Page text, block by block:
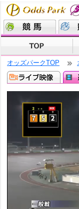
オッズパークTOP